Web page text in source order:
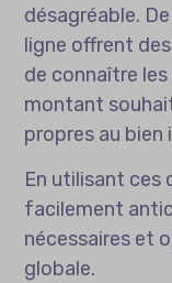
désagréable.
ligne offrent
de connaître
montant
propres au bien
En utilisant ces
facilement
nécessaires et
globale.